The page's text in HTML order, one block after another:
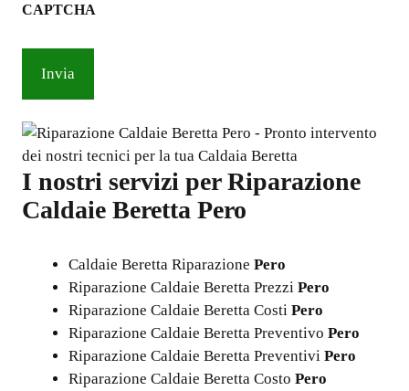
privacy
CAPTCHA
I nostri servizi perRiparazione
Caldaie Beretta Pero
Caldaie Beretta Riparazione Pero
Riparazione Caldaie Beretta Prezzi Pero
Riparazione Caldaie Beretta Costi Pero
Riparazione Caldaie Beretta Preventivo Pero
Riparazione Caldaie Beretta Preventivi Pero
Riparazione Caldaie Beretta Costo Pero